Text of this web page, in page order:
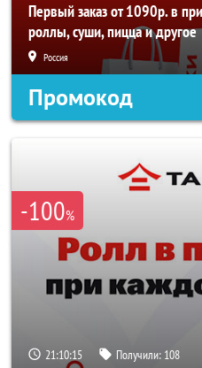
Первый заказ от 1090р. в
роллы, суши, пицца и другое
Россия
Промокод
-100%
21:10:15 Получили: 108